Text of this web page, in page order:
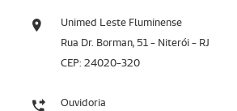
Unimed Leste Fluminense
Rua Dr. Borman, 51 - Niterói - RJ
CEP: 24020-320
Ouvidoria